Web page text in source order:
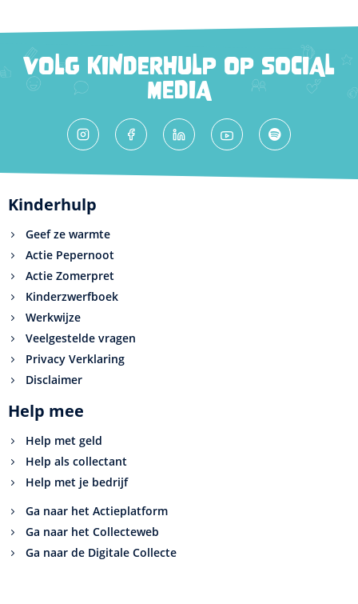
VOLG KINDERHULP OP SOCIAL
MEDIA
Kinderhulp
Geef ze warmte
Actie Pepernoot
Actie Zomerpret
Kinderzwerfboek
Werkwijze
Veelgestelde vragen
Privacy Verklaring
Disclaimer
Help mee
Help met geld
Help als collectant
Help met je bedrijf
Ga naar het Actieplatform
Ga naar het Collecteweb
Ga naar de Digitale Collecte